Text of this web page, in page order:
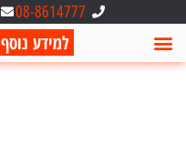
08-8614777
למידע נוסף